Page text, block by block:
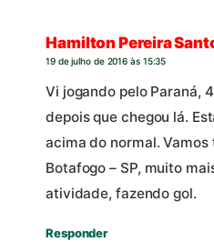
Hamilton Pereira
19 de julho de 2016 às 15:35
Vi jogando pelo Paraná,
depois que chegou lá.
acima do normal.
Botafogo – SP, muito
atividade, fazendo gol.
Responder